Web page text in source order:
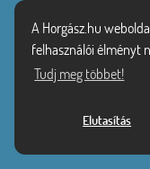
A Horgász.hu
felhasználói élményt
Tudj meg többet!
Elutasítás